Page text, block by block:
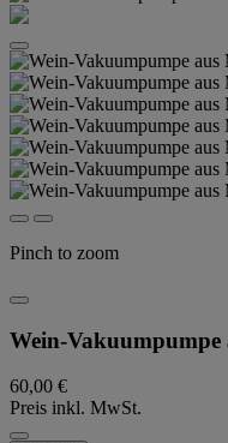
Pinch to zoom
Wein-Vakuumpumpe
60,00 €
Preis inkl. MwSt.